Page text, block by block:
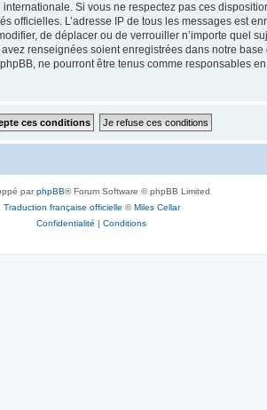
Si vous ne respectez pas ces
officielles. L’adresse IP de tous les messages est
de déplacer ou de verrouiller n’importe quel
renseignées soient enregistrées dans notre
ne pourront être tenus comme responsables
parphpBB® Forum Software © phpBB Limited
Traduction française officielle ©Miles Cellar
Confidentialité | Conditions